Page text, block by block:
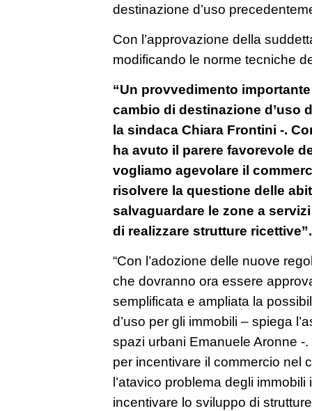
destinazione d’uso
Con l’approvazione della
modificando le norme tecniche
“Un provvedimento
cambio di destinazione d’uso
la sindaca Chiara Frontini -.
ha avuto il parere favorevole
vogliamo agevolare il
risolvere la questione delle
salvaguardare le zone a
di realizzare strutture ricettive”.
“Con l’adozione delle nuove
che dovranno ora essere
semplificata e ampliata la
d’uso per gli immobili – spiega
spazi urbani Emanuele Aronne
per incentivare il commercio nel
l’atavico problema degli
incentivare lo sviluppo di